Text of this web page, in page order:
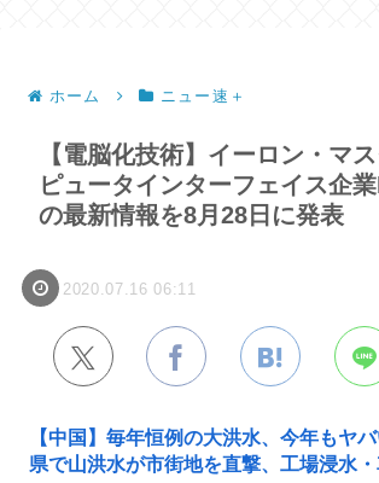
ホーム ニュー速＋
【電脳化技術】イーロン・マ
ピュータインターフェイス企
の最新情報を8月28日に発表
2020.07.16 06:11
【中国】毎年恒例の大洪水、今年もヤ
県で山洪水が市街地を直撃、工場浸水